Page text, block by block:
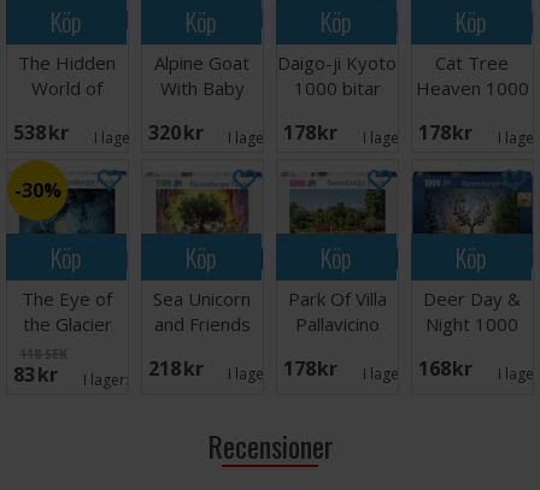
Köp
The Hidden
World of
bitar
538 SEK I lager: 1
Köp
Alpine Goat
With Baby
320 SEK I lager:
Köp
Daigo-ji Kyoto
1000 bitar
178 SEK I lager:
Köp
Cat Tree
Heaven 1000
178 SEK I
Köp
30%
The Eye of
the Glacier
500 bitar
118 SEK
83 SEK I lager:
Köp
Sea Unicorn
and Friends
218 SEK I lager:
Köp
Park Of Villa
Pallavicino
178 SEK I lager:
Köp
Deer Day &
Night 1000
168 SEK I
Recensioner